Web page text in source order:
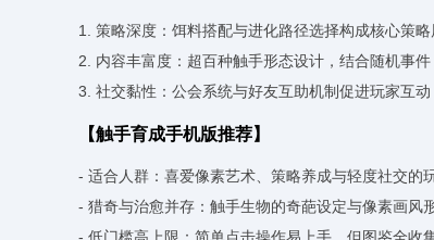
1. 策略深度：饵料搭配与进化路径选择构成核心策
2. 内容丰富度：超百种触手形态设计，结合随机事
3. 社交黏性：公会系统与好友互助机制促进玩家互
【触手育成手机版推荐】
- 适合人群：喜爱像素艺术、策略养成与轻度社交的
- 猎奇与治愈并存：触手生物的奇葩设定与像素画风